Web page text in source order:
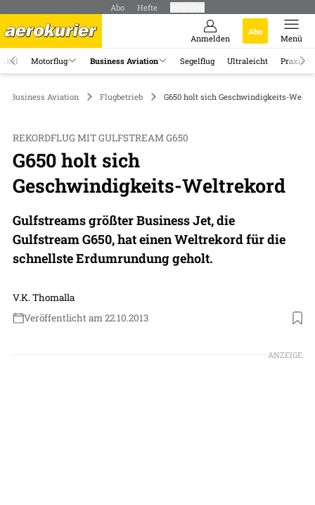
Abo Hefte
Anmelden
Abo
Menü
Motorflug Business Aviation Segelflug Ultraleicht Praxis
Business Aviation Flugbetrieb G650 holt sich Geschwindigkeits-
REKORDFLUG MIT GULFSTREAM G650
G650 holt sich
Geschwindigkeits-Weltrekord
Gulfstreams größter Business Jet, die
Gulfstream G650, hat einen Weltrekord für die
schnellste Erdumrundung geholt.
V.K. Thomalla
Veröffentlicht am 22.10.2013
ANZEIGE